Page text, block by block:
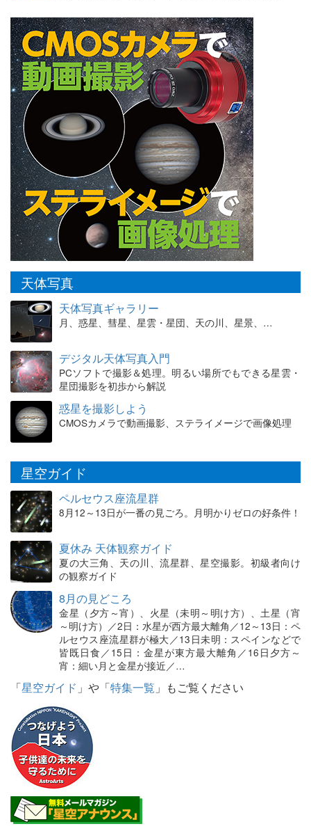
天体写真
天体写真ギャラリー
月、惑星、彗星、星雲・星団、天の川、星景、…
デジタル天体写真入門
PCソフトで撮影＆処理。明るい場所でもできる星雲・
星団撮影を初歩から解説
惑星を撮影しよう
CMOSカメラで動画撮影、ステライメージで画像処理
星空ガイド
ペルセウス座流星群
8月12～13日が一番の見ごろ。月明かりゼロの好条件！
夏休み 天体観察ガイド
夏の大三角、天の川、流星群、星空撮影。初級者向け
の観察ガイド
8月の見どころ
金星（夕方～宵）、火星（未明～明け方）、土星（宵
～明け方）／2日：水星が西方最大離角／12～13日：ペ
ルセウス座流星群が極大／13日未明：スペインなどで
皆既日食／15日：金星が東方最大離角／16日夕方～
宵：細い月と金星が接近／…
「星空ガイド 」や「特集一覧 」もご覧ください